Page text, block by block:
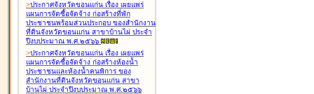
>ประกาศจังหวัดขอนแก่น เรื่อง เผยแพร่
แผนการจัดซื้อจัดจ้าง ก่อสร้างที่พัก
ประชาชนพร้อมส่วนประกอบ ของสำนักงาน
ที่ดินจังหวัดขอนแก่น สาขาบ้านไผ่ ประจำ
ปีงบประมาณ พ.ศ.๒๕๖๖
>ประกาศจังหวัดขอนแก่น เรื่อง เผยแพร่
แผนการจัดซื้อจัดจ้าง ก่อสร้างห้องน้ำ
ประชาชนและห้องน้ำคนพิการ ของ
สำนักงานที่ดินจังหวัดขอนแก่น สาขา
บ้านไผ่ ประจำปีงบประมาณ พ.ศ.๒๕๖๖